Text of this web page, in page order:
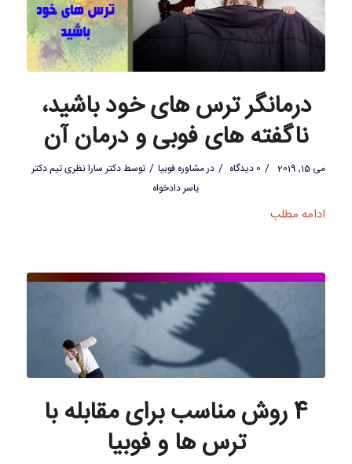
درمانگر ترس های خود باشید،
ناگفته های فوبی و درمان آن
می 15, 2019 / 0 دیدگاه / درمشاوره فوبیا / توسطدکتر سارا نظری تیم دکتر
یاسر دادخواه
ادامه مطلب
4 روش مناسب برای مقابله با
ترس ها و فوبیا